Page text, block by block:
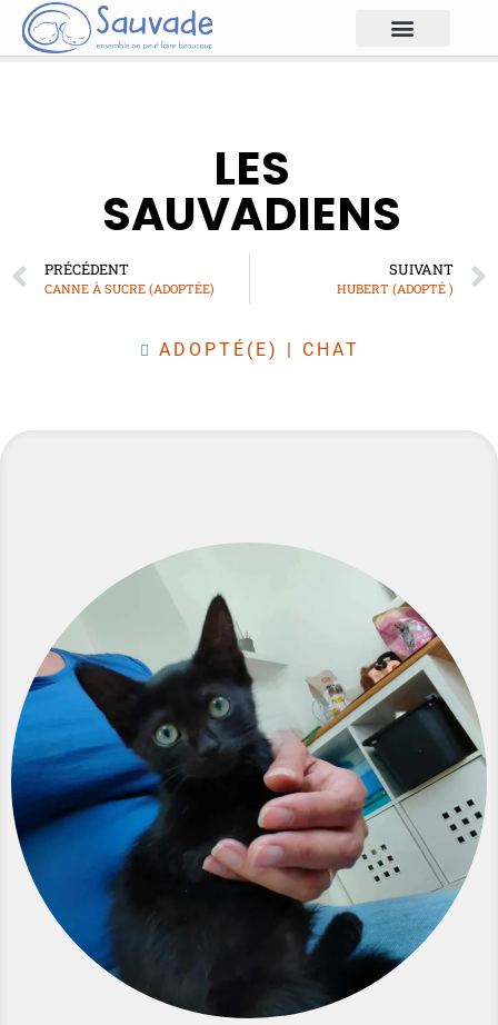
LES
SAUVADIENS
PRÉCÉDENT
CANNE À SUCRE (ADOPTÉE)
SUIVANT
HUBERT (ADOPTÉ )
ADOPTÉ(E) | CHAT